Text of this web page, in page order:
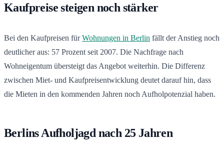
Kaufpreise steigen noch stärker
Bei den Kaufpreisen fürWohnungen in Berlin fällt der Anstieg noch
deutlicher aus: 57 Prozent seit 2007. Die Nachfrage nach
Wohneigentum übersteigt das Angebot weiterhin. Die Differenz
zwischen Miet- und Kaufpreisentwicklung deutet darauf hin, dass
die Mieten in den kommenden Jahren noch Aufholpotenzial haben.
Berlins Aufholjagd nach 25 Jahren